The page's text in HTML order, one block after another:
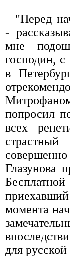
"Перед
-
мне
господин, с
в
попросил
всех
Глазунова
момента
для